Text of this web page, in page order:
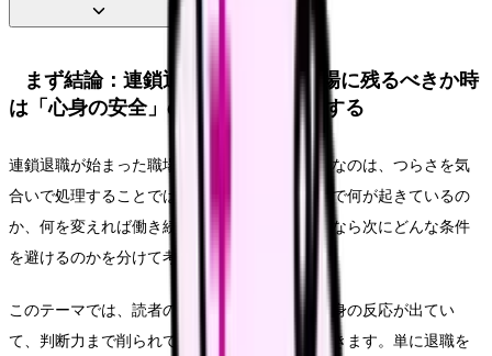
まず結論：連鎖退職が始まった職場に残るべきか時
は「心身の安全」の問題として整理する
連鎖退職が始まった職場に残るべきか時に大切なのは、つらさを気
合いで処理することではありません。今の職場で何が起きているの
か、何を変えれば働き続けられるのか、離れるなら次にどんな条件
を避けるのかを分けて考えることです。
このテーマでは、読者の中心を「出勤前から心身の反応が出てい
て、判断力まで削られている看護師さん」に置きます。単に退職を